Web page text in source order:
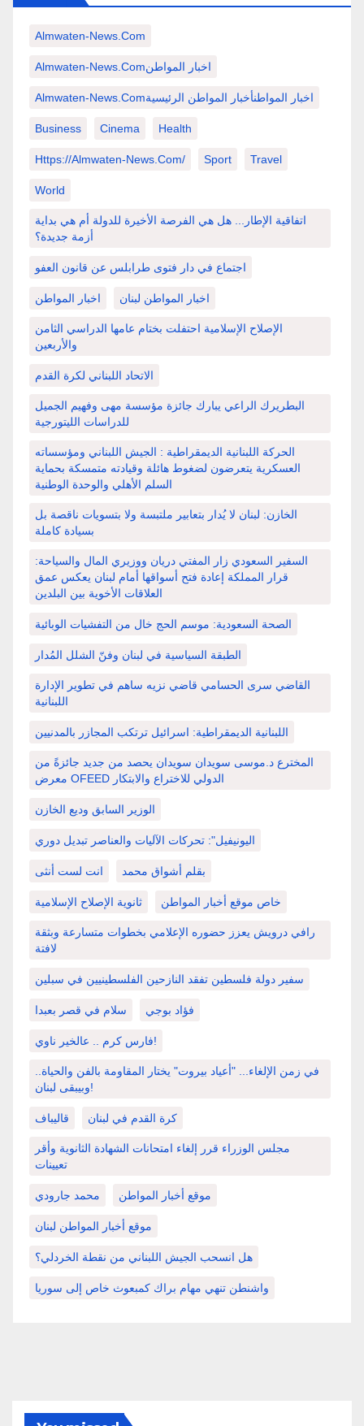
Almwaten-News.com
Almwaten-News.comاخبار المواطن
Almwaten-News.comاخبار المواطنأخبار المواطن الرئيسية
Business Cinema Health
Https://almwaten-News.com/ Sport Travel
World
اتفاقية الإطار... هل هي الفرصة الأخيرة للدولة أم هي بداية
أزمة جديدة؟
اجتماع في دار فتوى طرابلس عن قانون العفو
اخبار المواطن اخبار المواطن لبنان
الإصلاح الإسلامية احتفلت بختام عامها الدراسي الثامن
والأربعين
الاتحاد اللبناني لكرة القدم
البطريرك الراعي يبارك جائزة مؤسسة مهى وفهيم الجميل
للدراسات الليتورجية
الحركة اللبنانية الديمقراطية : الجيش اللبناني ومؤسساته
العسكرية يتعرضون لضغوط هائلة وقيادته متمسكة بحماية
السلم الأهلي والوحدة الوطنية
الخازن: لبنان لا يُدار بتعابير ملتبسة ولا بتسويات ناقصة بل
بسيادة كاملة
السفير السعودي زار المفتي دريان ووزيري المال والسياحة:
قرار المملكة إعادة فتح أسواقها أمام لبنان يعكس عمق
العلاقات الأخوية بين البلدين
الصحة السعودية: موسم الحج خال من التفشيات الوبائية
الطبقة السياسية في لبنان وفنّ الشلل المُدار
القاضي سرى الحسامي قاضي نزيه ساهم في تطوير الإدارة
اللبنانية
اللبنانية الديمقراطية: اسرائيل ترتكب المجازر بالمدنيين
المخترع د.موسى سويدان سويدان يحصد من جديد جائزةً من
معرض OFEED الدولي للاختراع والابتكار
الوزير السابق وديع الخازن
اليونيفيل": تحركات الآليات والعناصر تبديل دوري
انت لست أنثى بقلم أشواق محمد
ثانوية الإصلاح الإسلامية خاص موقع أخبار المواطن
رافي درويش يعزز حضوره الإعلامي بخطوات متسارعة وبثقة
لافتة
سفير دولة فلسطين تفقد النازحين الفلسطينيين في سبلين
سلام في قصر بعبدا فؤاد بوجي
فارس كرم .. عالخير ناوي!
في زمن الإلغاء... "أعياد بيروت" يختار المقاومة بالفن والحياة..
وبيبقى لبنان!
قاليباف كرة القدم في لبنان
مجلس الوزراء قرر إلغاء امتحانات الشهادة الثانوية وأقر
تعيينات
محمد جارودي موقع أخبار المواطن
موقع أخبار المواطن لبنان
هل انسحب الجيش اللبناني من نقطة الخردلي؟
واشنطن تنهي مهام براك كمبعوث خاص إلى سوريا